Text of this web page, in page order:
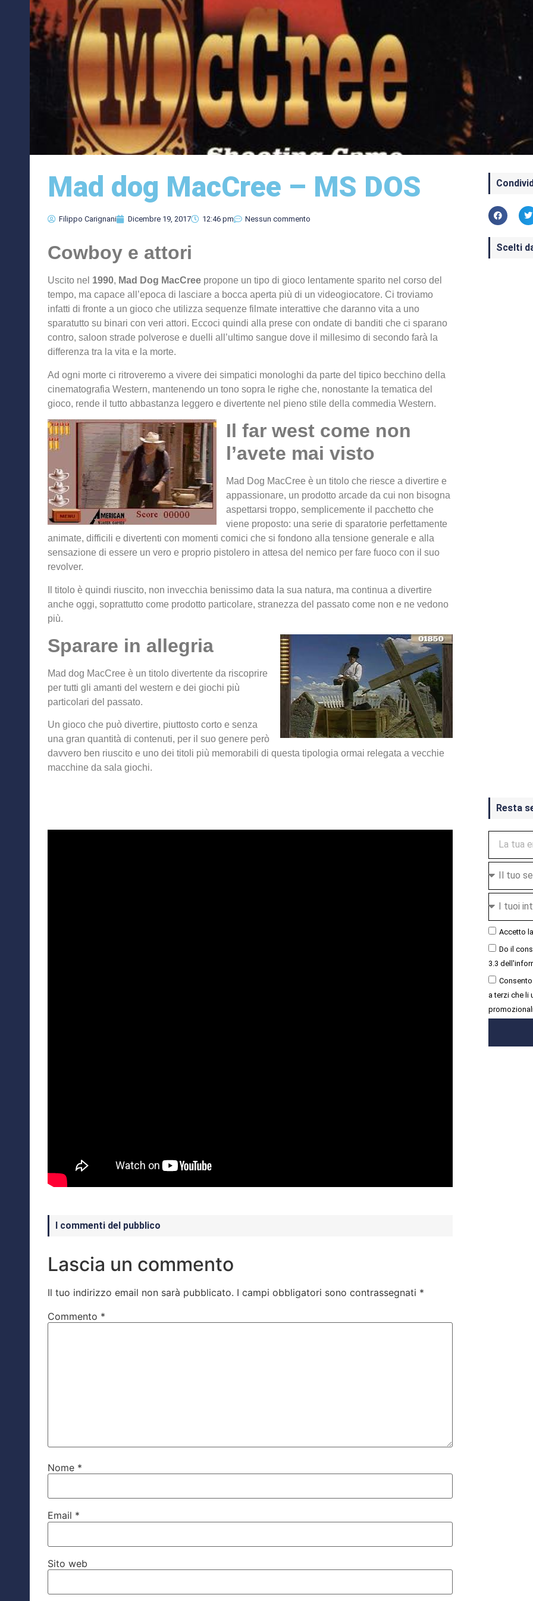
Mad dog MacCree – MS DOS
Filippo Carignani Dicembre 19, 2017 12:46 pm Nessun commento
Cowboy e attori
Uscito nel 1990, Mad Dog MacCree propone un tipo di gioco lentamente sparito nel corso del
tempo, ma capace all’epoca di lasciare a bocca aperta più di un videogiocatore. Ci troviamo
infatti di fronte a un gioco che utilizza sequenze filmate interattive che daranno vita a uno
sparatutto su binari con veri attori. Eccoci quindi alla prese con ondate di banditi che ci sparano
contro, saloon strade polverose e duelli all’ultimo sangue dove il millesimo di secondo farà la
differenza tra la vita e la morte.
Ad ogni morte ci ritroveremo a vivere dei simpatici monologhi da parte del tipico becchino della
cinematografia Western, mantenendo un tono sopra le righe che, nonostante la tematica del
gioco, rende il tutto abbastanza leggero e divertente nel pieno stile della commedia Western.
Il far west come non
l’avete mai visto
Mad Dog MacCree è un titolo che riesce a divertire e
appassionare, un prodotto arcade da cui non bisogna
aspettarsi troppo, semplicemente il pacchetto che
viene proposto: una serie di sparatorie perfettamente
animate, difficili e divertenti con momenti comici che si fondono alla tensione generale e alla
sensazione di essere un vero e proprio pistolero in attesa del nemico per fare fuoco con il suo
revolver.
Il titolo è quindi riuscito, non invecchia benissimo data la sua natura, ma continua a divertire
anche oggi, soprattutto come prodotto particolare, stranezza del passato come non e ne vedono
più.
Sparare in allegria
Mad dog MacCree è un titolo divertente da riscoprire
per tutti gli amanti del western e dei giochi più
particolari del passato.
Un gioco che può divertire, piuttosto corto e senza
una gran quantità di contenuti, per il suo genere però
davvero ben riuscito e uno dei titoli più memorabili di questa tipologia ormai relegata a vecchie
macchine da sala giochi.
I commenti del pubblico
Lascia un commento
Il tuo indirizzo email non sarà pubblicato. I campi obbligatori sono contrassegnati *
Commento *
Nome *
Email *
Sito web
Scelti
Resta
Accetto la
Do il
3.3
a terzi che li